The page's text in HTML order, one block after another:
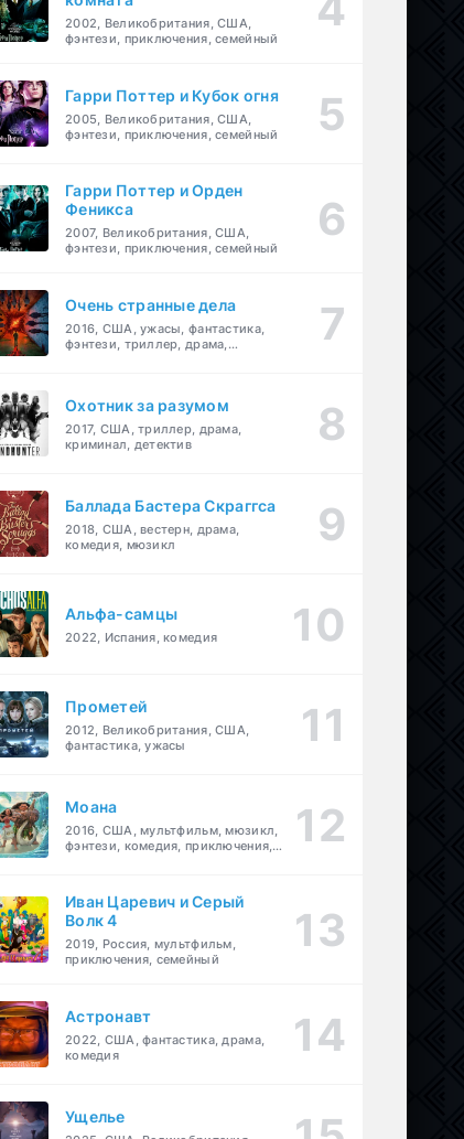
2002, Великобритания, США,
фэнтези, приключения, семейный
Гарри Поттер и Кубок огня
2005, Великобритания, США,
фэнтези, приключения, семейный
Гарри Поттер и Орден
Феникса
2007, Великобритания, США,
фэнтези, приключения, семейный
Очень странные дела
2016, США, ужасы, фантастика,
фэнтези, триллер, драма,
Охотник за разумом
2017, США, триллер, драма,
криминал, детектив
Баллада Бастера Скраггса
2018, США, вестерн, драма,
комедия, мюзикл
Альфа-самцы
2022, Испания, комедия
Прометей
2012, Великобритания, США,
фантастика, ужасы
Моана
2016, США, мультфильм, мюзикл,
фэнтези, комедия, приключения,
Иван Царевич и Серый
Волк 4
2019, Россия, мультфильм,
приключения, семейный
Астронавт
2022, США, фантастика, драма,
комедия
Ущелье